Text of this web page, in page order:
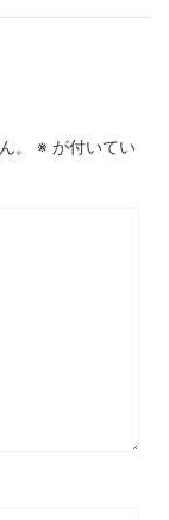
。 ※ が付いてい